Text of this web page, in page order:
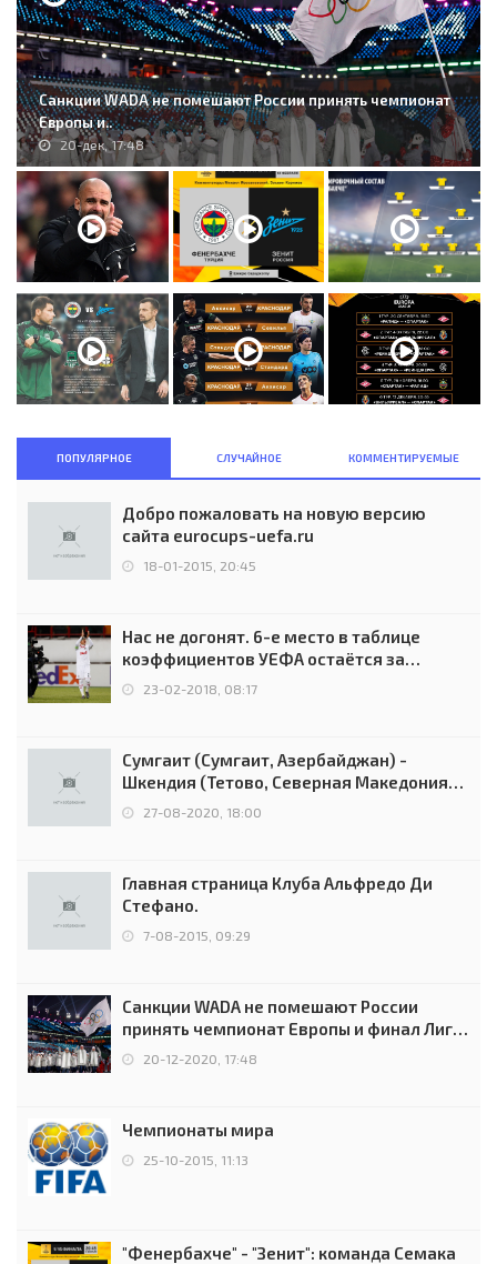
Санкции WADA не помешают России принять чемпионат
Европы и..
20-дек, 17:48
ПОПУЛЯРНОЕ СЛУЧАЙНОЕ КОММЕНТИРУЕМЫЕ
Добро пожаловать на новую версию
сайта eurocups-uefa.ru
18-01-2015, 20:45
Нас не догонят. 6-е место в таблице
коэффициентов УЕФА остаётся за
Россией
23-02-2018, 08:17
Сумгаит (Сумгаит, Азербайджан) -
Шкендия (Тетово, Северная Македония) -
0:2 (0:0)
27-08-2020, 18:00
Главная страница Клуба Альфредо Ди
Стефано.
7-08-2015, 09:29
Санкции WADA не помешают России
принять чемпионат Европы и финал Лиги
чемпионов.
20-12-2020, 17:48
Чемпионаты мира
25-10-2015, 11:13
"Фенербахче" - "Зенит": команда Семака